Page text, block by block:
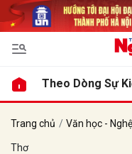
Theo Dòng Sự
Trang chủ Văn học -
Thơ
luận